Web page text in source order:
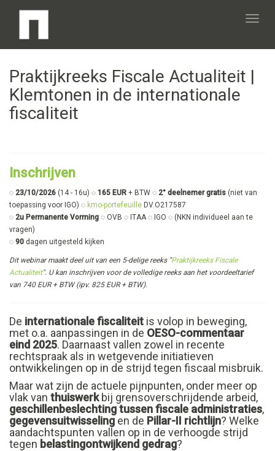
Praktijkreeks Fiscale Actualiteit |
Klemtonen in de internationale
fiscaliteit
Inschrijven
◌ 23/10/2026 (14 - 16u) ◌ 165 EUR + BTW ◌ 2° deelnemer gratis (niet van
toepassing voor IGO) ◌ kmo-portefeuille DV.O217587
◌ 2u Permanente Vorming ◌ OVB ◌ ITAA ◌ IGO ◌ (NKN individueel aan te
vragen)
◌ 90 dagen uitgesteld kijken
Dit webinar maakt deel uit van een 5-delige reeks "Praktijkreeks Fiscale
Actualiteit". U kan inschrijven voor de volledige reeks aan het voordeeltarief
van 740 EUR + BTW (ipv. 825 EUR + BTW).
De internationale fiscaliteit is volop in beweging,
met o.a. aanpassingen in de OESO-commentaar
eind 2025. Daarnaast vallen zowel in recente
rechtspraak als in wetgevende initiatieven
ontwikkelingen op in de strijd tegen fiscaal misbruik.
Maar wat zijn de actuele pijnpunten, onder meer op
vlak van thuiswerkbij grensoverschrijdende arbeid,
geschillenbeslechting tussen fiscale administraties,
gegevensuitwisseling en de Pillar-II richtlijn? Welke
aandachtspunten vallen op in de verhoogde strijd
tegen belastingontwijkend gedrag?